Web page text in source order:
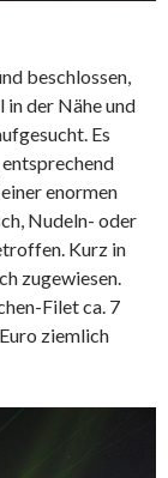
beschlossen,
in der Nähe und
Es
enormen
Nudeln- oder
Kurz in
zugewiesen.
Filet ca. 7
ziemlich